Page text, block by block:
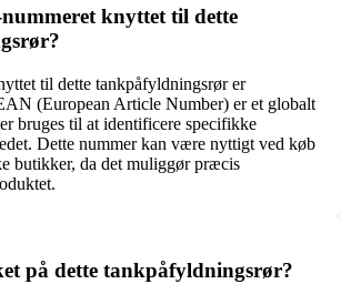
knyttet til dette
til dette tankpåfyldningsrør er
(European Article Number) er et globalt
bruges til at identificere specifikke
Dette nummer kan være nyttigt ved køb
butikker, da det muliggør præcis
på dette tankpåfyldningsrør?